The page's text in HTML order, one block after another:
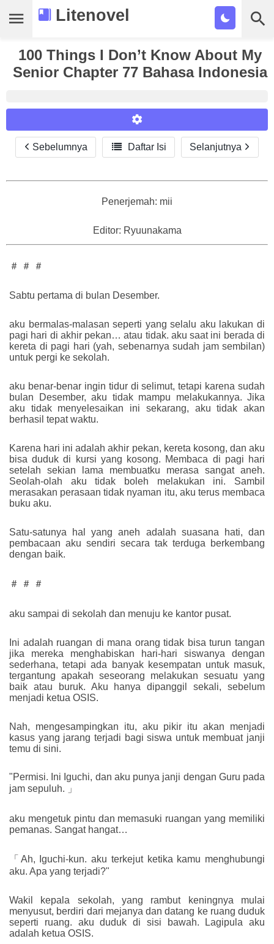
Litenovel
Daftar Novel
Tamat
Tags
Bookmark
100 Things I Don’t Know About My
Senior Chapter 77 Bahasa Indonesia
Reader Settings
Sebelumnya  Daftar Isi Selanjutnya
Penerjemah: mii
Editor: Ryuunakama
＃ ＃ ＃
Sabtu pertama di bulan Desember.
aku bermalas-malasan seperti yang selalu aku lakukan di
pagi hari di akhir pekan… atau tidak. aku saat ini berada di
kereta di pagi hari (yah, sebenarnya sudah jam sembilan)
untuk pergi ke sekolah.
aku benar-benar ingin tidur di selimut, tetapi karena sudah
bulan Desember, aku tidak mampu melakukannya. Jika
aku tidak menyelesaikan ini sekarang, aku tidak akan
berhasil tepat waktu.
Karena hari ini adalah akhir pekan, kereta kosong, dan aku
bisa duduk di kursi yang kosong. Membaca di pagi hari
setelah sekian lama membuatku merasa sangat aneh.
Seolah-olah aku tidak boleh melakukan ini. Sambil
merasakan perasaan tidak nyaman itu, aku terus membaca
buku aku.
Satu-satunya hal yang aneh adalah suasana hati, dan
pembacaan aku sendiri secara tak terduga berkembang
dengan baik.
＃ ＃ ＃
aku sampai di sekolah dan menuju ke kantor pusat.
Ini adalah ruangan di mana orang tidak bisa turun tangan
jika mereka menghabiskan hari-hari siswanya dengan
sederhana, tetapi ada banyak kesempatan untuk masuk,
tergantung apakah seseorang melakukan sesuatu yang
baik atau buruk. Aku hanya dipanggil sekali, sebelum
menjadi ketua OSIS.
Nah, mengesampingkan itu, aku pikir itu akan menjadi
kasus yang jarang terjadi bagi siswa untuk membuat janji
temu di sini.
"Permisi. Ini Iguchi, dan aku punya janji dengan Guru pada
jam sepuluh. 」
aku mengetuk pintu dan memasuki ruangan yang memiliki
pemanas. Sangat hangat…
「Ah, Iguchi-kun. aku terkejut ketika kamu menghubungi
aku. Apa yang terjadi?"
Wakil kepala sekolah, yang rambut keningnya mulai
menyusut, berdiri dari mejanya dan datang ke ruang duduk
seperti ruang. aku duduk di sisi bawah. Lagipula aku
adalah ketua OSIS.